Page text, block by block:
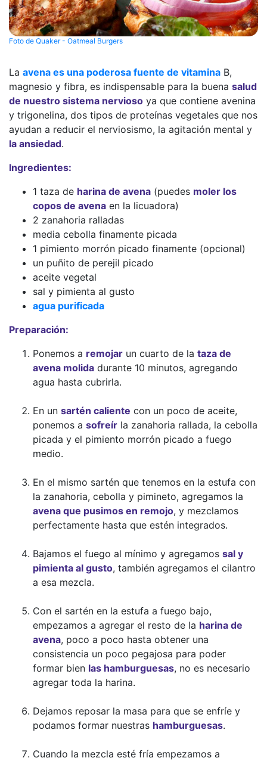
Foto de Quaker - Oatmeal Burgers
La avena es una poderosa fuente de vitamina B,
magnesio y fibra, es indispensable para la buena salud
de nuestro sistema nervioso ya que contiene avenina
y trigonelina, dos tipos de proteínas vegetales que nos
ayudan a reducir el nerviosismo, la agitación mental y
la ansiedad.
Ingredientes:
1 taza de harina de avena (puedes moler los
copos de avena en la licuadora)
2 zanahoria ralladas
media cebolla finamente picada
1 pimiento morrón picado finamente (opcional)
un puñito de perejil picado
aceite vegetal
sal y pimienta al gusto
agua purificada
Preparación:
Ponemos a remojar un cuarto de la taza de
avena molida durante 10 minutos, agregando
agua hasta cubrirla.
En un sartén caliente con un poco de aceite,
ponemos a sofreír la zanahoria rallada, la cebolla
picada y el pimiento morrón picado a fuego
medio.
En el mismo sartén que tenemos en la estufa con
la zanahoria, cebolla y pimineto, agregamos la
avena que pusimos en remojo, y mezclamos
perfectamente hasta que estén integrados.
Bajamos el fuego al mínimo y agregamos sal y
pimienta al gusto, también agregamos el cilantro
a esa mezcla.
Con el sartén en la estufa a fuego bajo,
empezamos a agregar el resto de la harina de
avena, poco a poco hasta obtener una
consistencia un poco pegajosa para poder
formar bien las hamburguesas, no es necesario
agregar toda la harina.
Dejamos reposar la masa para que se enfríe y
podamos formar nuestras hamburguesas.
Cuando la mezcla esté fría empezamos a